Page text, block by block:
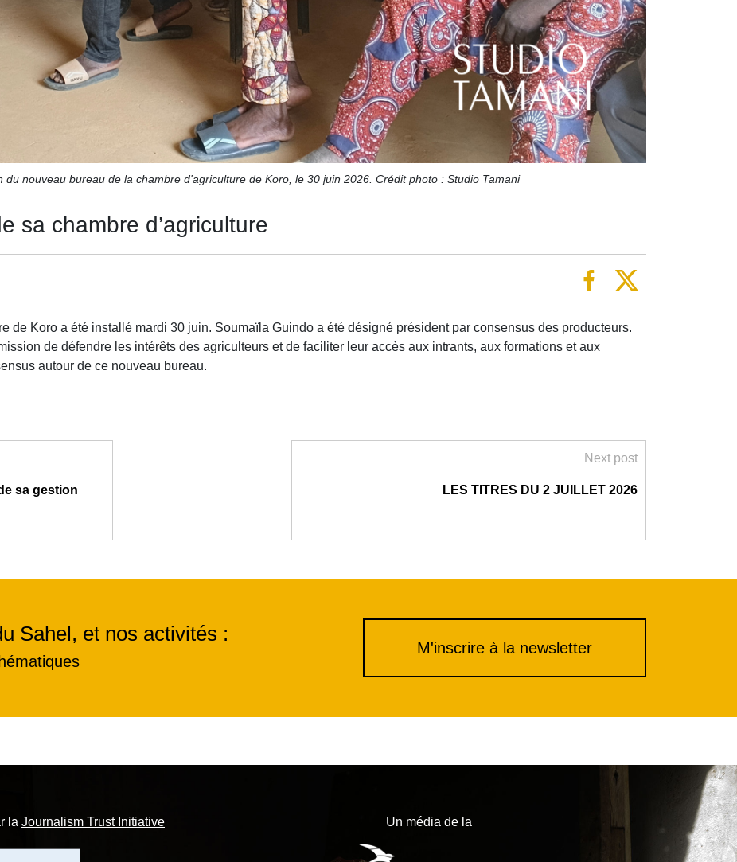
du nouveau bureau de la chambre d'agriculture de Koro, le 30 juin 2026. Crédit photo : Studio Tamani
sa chambre d’agriculture
de Koro a été installé mardi 30 juin. Soumaïla Guindo a été désigné président par consensus des producteurs.
de défendre les intérêts des agriculteurs et de faciliter leur accès aux intrants, aux formations et aux
autour de ce nouveau bureau.
sa gestion
Next post
LES TITRES DU 2 JUILLET 2026
Sahel, et nos activités :
M'inscrire à la newsletter
la Journalism Trust Initiative Un média de la